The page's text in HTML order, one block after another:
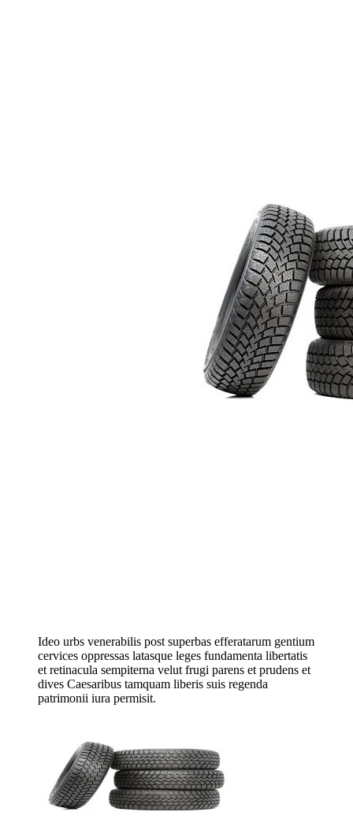
Ideo urbs venerabilis post superbas efferatarum gentium
cervices oppressas latasque leges fundamenta libertatis
et retinacula sempiterna velut frugi parens et prudens et
dives Caesaribus tamquam liberis suis regenda
patrimonii iura permisit.